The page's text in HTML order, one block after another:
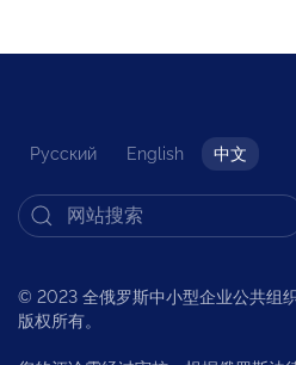
Русский English 中文
© 2023 全俄罗斯中小型企业公共组
版权所有。